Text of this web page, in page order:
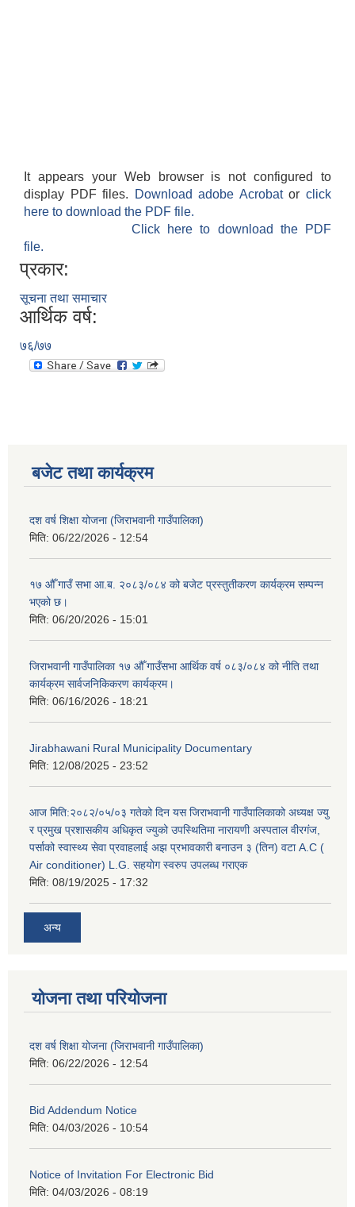
It appears your Web browser is not configured to
display PDF files.
Download adobe Acrobatorclick
here to download the PDF file.
Click here to download the PDF
file.
प्रकार:
सूचना तथा समाचार
आर्थिक वर्ष:
७६/७७
बजेट तथा कार्यक्रम
दश वर्ष शिक्षा योजना (जिराभवानी गाउँपालिका)
मिति: 06/22/2026 - 12:54
१७ औँ गाउँ सभा आ.ब. २०८३/०८४ को बजेट प्रस्तुतीकरण कार्यक्रम सम्पन्न
भएको छ।
मिति: 06/20/2026 - 15:01
जिराभवानी गाउँपालिका १७ औँ गाउँसभा आर्थिक वर्ष ०८३/०८४ को नीति तथा
कार्यक्रम सार्वजनिकिकरण कार्यक्रम।
मिति: 06/16/2026 - 18:21
Jirabhawani Rural Municipality Documentary
मिति: 12/08/2025 - 23:52
आज मिति:२०८२/०५/०३ गतेको दिन यस जिराभवानी गाउँपालिकाको अध्यक्ष ज्यु
र प्रमुख प्रशासकीय अधिकृत ज्युको उपस्थितिमा नारायणी अस्पताल वीरगंज,
पर्साको स्वास्थ्य सेवा प्रवाहलाई अझ प्रभावकारी बनाउन ३ (तिन) वटा A.C (
Air conditioner) L.G. सहयाेग स्वरुप उपलब्ध गराएक
मिति: 08/19/2025 - 17:32
अन्य
योजना तथा परियोजना
दश वर्ष शिक्षा योजना (जिराभवानी गाउँपालिका)
मिति: 06/22/2026 - 12:54
Bid Addendum Notice
मिति: 04/03/2026 - 10:54
Notice of Invitation For Electronic Bid
मिति: 04/03/2026 - 08:19